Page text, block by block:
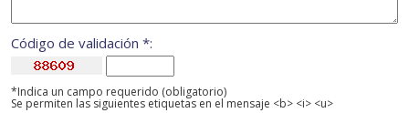
Código de validación *:
*Indica un campo requerido (obligatorio)
Se permiten las siguientes etiquetas en el mensaje <b> <i> <u>